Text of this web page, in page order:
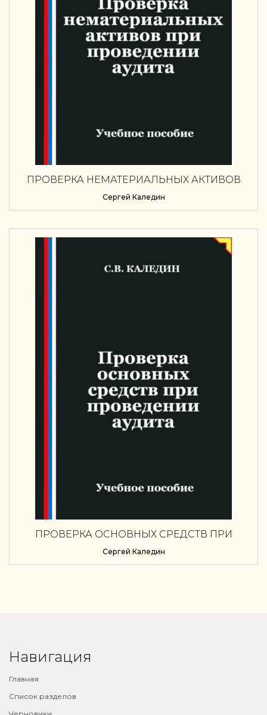
ПРОВЕРКА НЕМАТЕРИАЛЬНЫХ АКТИВОВ
ПРИ ПРОВЕДЕНИИ АУДИТА
Сергей Каледин
ПРОВЕРКА ОСНОВНЫХ СРЕДСТВ ПРИ
ПРОВЕДЕНИИ АУДИТА
Сергей Каледин
Навигация
Главная
Список разделов